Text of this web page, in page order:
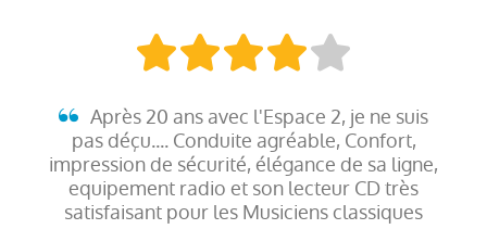
Après 20 ans avec l'Espace 2, je ne suis
pas déçu.... Conduite agréable, Confort,
impression de sécurité, élégance de sa ligne,
equipement radio et son lecteur CD très
satisfaisant pour les Musiciens classiques